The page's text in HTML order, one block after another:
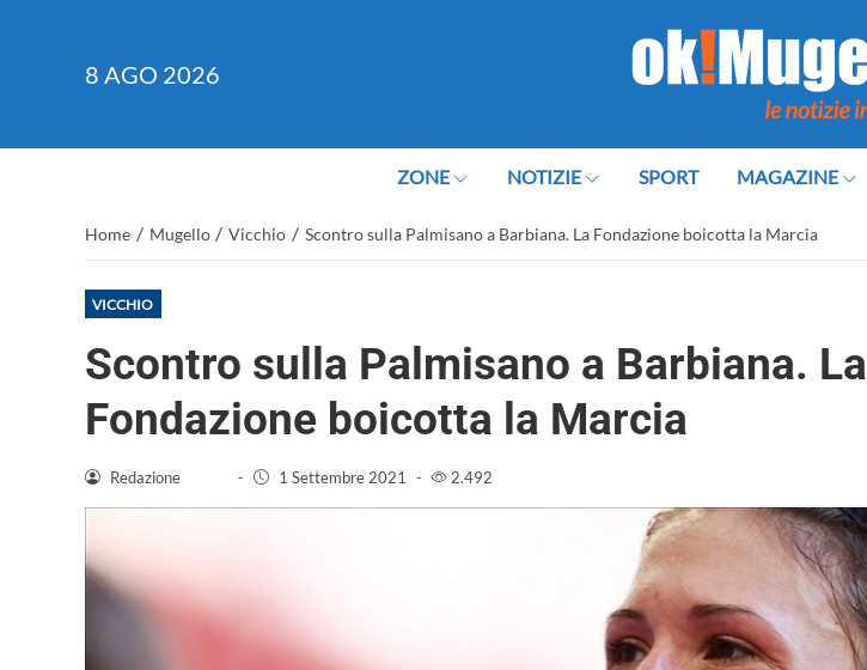
8 AGO 2026
ZONE NOTIZIE SPORT MAGAZINE
Home / Mugello / Vicchio / Scontro sulla Palmisano a Barbiana. La Fondazione boicotta la Marcia
VICCHIO
Scontro sulla Palmisano a Barbiana. La
Fondazione boicotta la Marcia
Redazione - 1 Settembre 2021 - 2.492